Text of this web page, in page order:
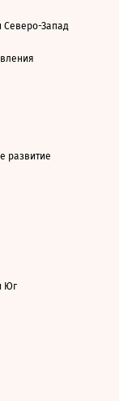
Северо-Запад
развитие
Юг